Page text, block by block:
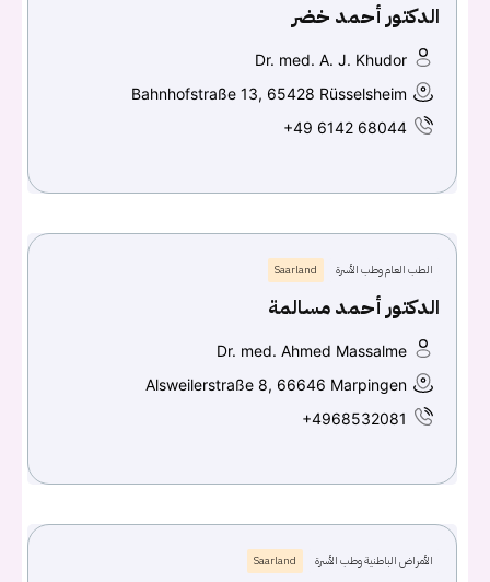
الدكتور أحمد خضر
Dr. med. A. J. Khudor
Bahnhofstraße 13, 65428 Rüsselsheim
+49 6142 68044
الطب العام وطب الأسرة Saarland
الدكتور أحمد مسالمة
Dr. med. Ahmed Massalme
Alsweilerstraße 8, 66646 Marpingen
+4968532081
الأمراض الباطنية وطب الأسرة Saarland